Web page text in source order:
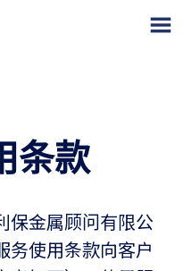
条款
保金属顾问有限公
务使用条款向客户